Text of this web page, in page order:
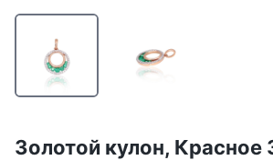
Золотой кулон, Красное